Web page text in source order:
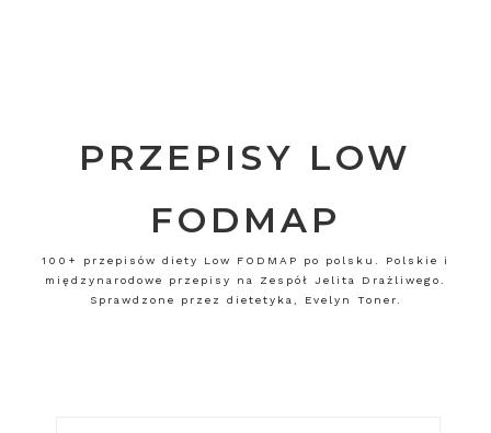
PRZEPISY LOW
FODMAP
100+ przepisów diety Low FODMAP po polsku. Polskie i
międzynarodowe przepisy na Zespół Jelita Drażliwego.
Sprawdzone przez dietetyka, Evelyn Toner.